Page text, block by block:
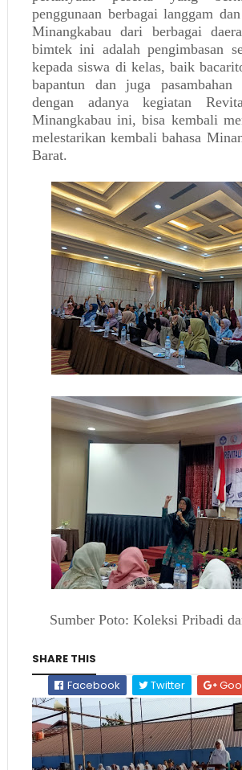
penggunaan berbagai langgam
Minangkabau dari berbagai
bimtek ini adalah pengimbasan
kepada siswa di kelas, baik
bapantun dan juga pasambahan
dengan adanya kegiatan
Minangkabau ini, bisa kembali
melestarikan kembali bahasa
Barat.
Sumber Poto: Koleksi Pribadi
SHARE THIS
Facebook
Twitter